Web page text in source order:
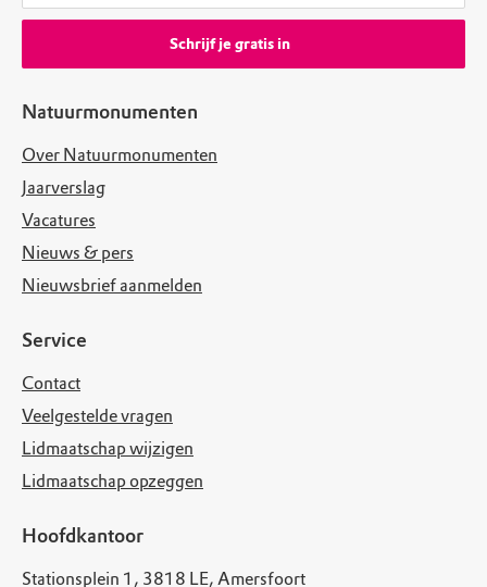
Natuurmonumenten
Over Natuurmonumenten
Jaarverslag
Vacatures
Nieuws & pers
Nieuwsbrief aanmelden
Service
Contact
Veelgestelde vragen
Lidmaatschap wijzigen
Lidmaatschap opzeggen
Hoofdkantoor
Stationsplein 1, 3818 LE, Amersfoort
Schrijf je gratis in